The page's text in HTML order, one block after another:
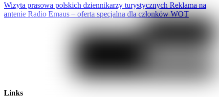
Wizyta prasowa polskich dziennikarzy turystycznych Reklama na
antenie Radio Emaus – oferta specjalna dla członków WOT
Links